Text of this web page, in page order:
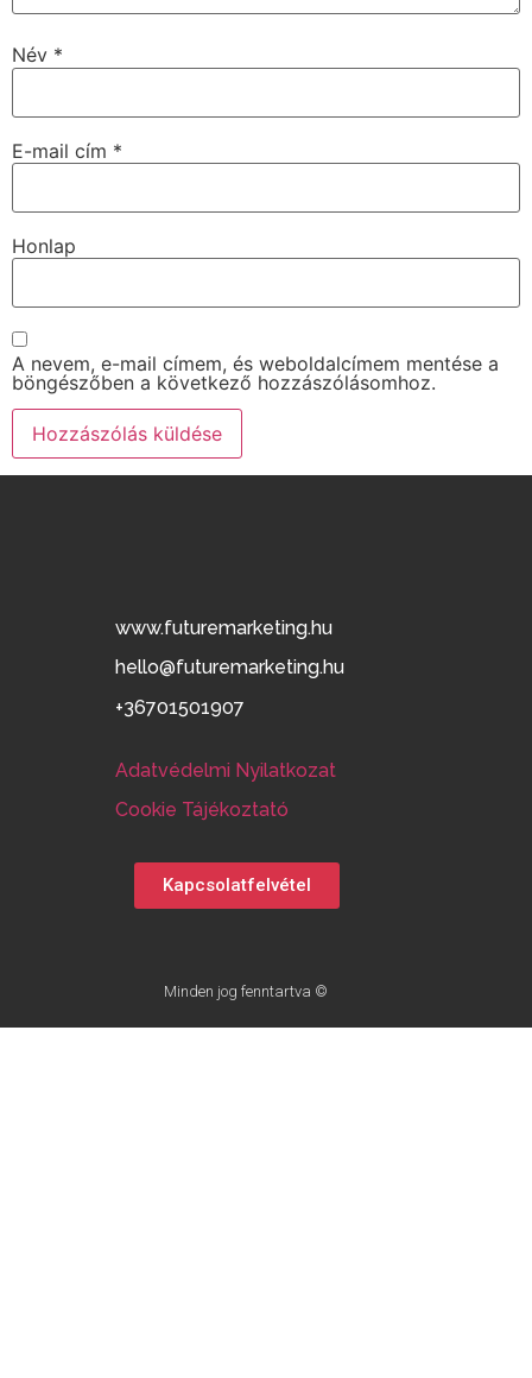
Név *
E-mail cím *
Honlap
A nevem, e-mail címem, és weboldalcímem mentése a
böngészőben a következő hozzászólásomhoz.
www.futuremarketing.hu
hello@futuremarketing.hu
+36701501907
Adatvédelmi Nyilatkozat
Cookie Tájékoztató
Kapcsolatfelvétel
Minden jog fenntartva ©